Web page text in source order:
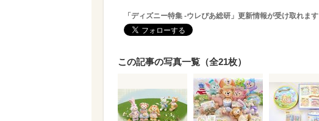
「ディズニー特集 -ウレぴあ総研」更新情報が受け取れます
この記事の写真一覧（全21枚）